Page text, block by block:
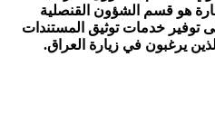
هو قسم الشؤون القنصلية
توفير خدمات توثيق المستندات
يرغبون في زيارة العراق.